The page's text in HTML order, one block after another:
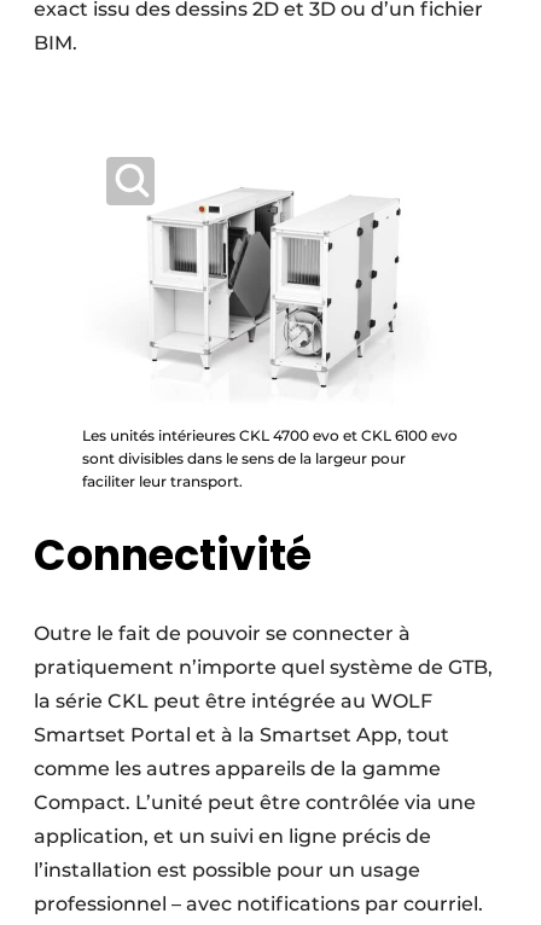
exact issu des dessins 2D et 3D ou d’un fichier
BIM.
Les unités intérieures CKL 4700 evo et CKL 6100 evo
sont divisibles dans le sens de la largeur pour
faciliter leur transport.
Connectivité
Outre le fait de pouvoir se connecter à
pratiquement n’importe quel système de GTB,
la série CKL peut être intégrée au WOLF
Smartset Portal et à la Smartset App, tout
comme les autres appareils de la gamme
Compact. L’unité peut être contrôlée via une
application, et un suivi en ligne précis de
l’installation est possible pour un usage
professionnel – avec notifications par courriel.